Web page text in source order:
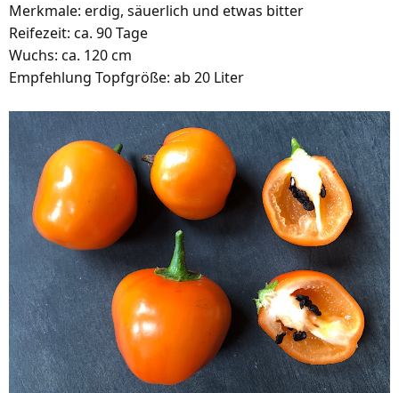
Merkmale: erdig, säuerlich und etwas bitter
Reifezeit: ca. 90 Tage
Wuchs: ca. 120 cm
Empfehlung Topfgröße: ab 20 Liter